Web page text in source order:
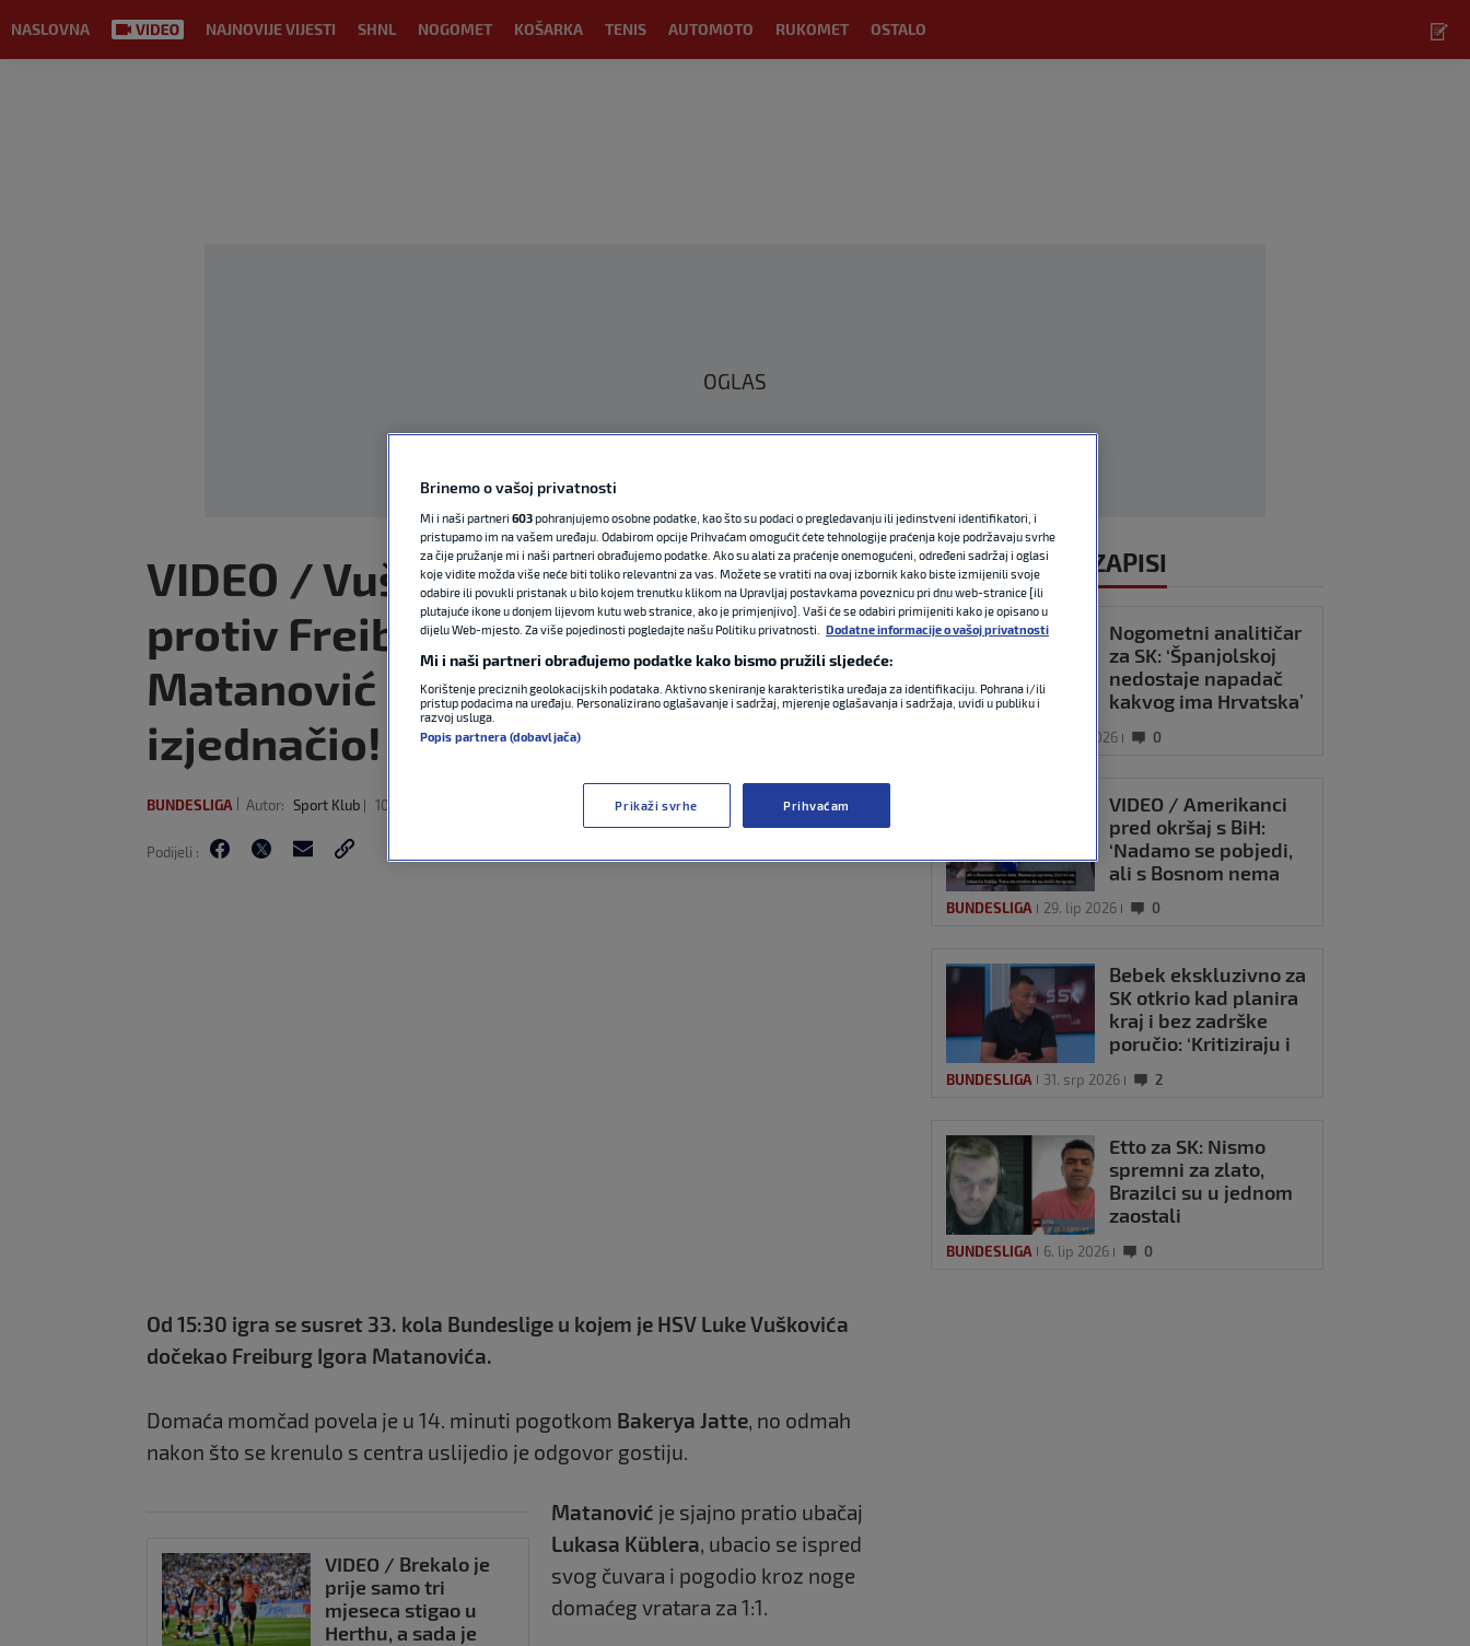
NASLOVNA NAJNOVIJE VIJESTI SHNL NOGOMET KOŠARKA TENIS AUTOMOTO RUKOMET OSTALO
OGLAS
VIDEO / Vuškovićev HSV poveo
protiv Freiburga, a onda je
Matanović odmah majstorski
izjednačio!
BUNDESLIGA Autor: Sport Klub 10. svi 2026
Podijeli :
Od 15:30 igra se susret 33. kola Bundeslige u kojem je HSV Luke Vuškovića
dočekao Freiburg Igora Matanovića.
Domaća momčad povela je u 14. minuti pogotkom Bakerya Jatte, no odmah
nakon što se krenulo s centra uslijedio je odgovor gostiju.
VIDEO / Brekalo je
prije samo tri
mjeseca stigao u
Herthu, a sada je
Matanović je sjajno pratio ubačaj
Lukasa Küblera, ubacio se ispred
svog čuvara i pogodio kroz noge
domaćeg vratara za 1:1.
OSTALI VIDEOZAPISI
Nogometni analitičar
za SK: ‘Španjolskoj
nedostaje napadač
kakvog ima Hrvatska’
20. lip 2026 0
VIDEO / Amerikanci
pred okršaj s BiH:
‘Nadamo se pobjedi,
ali s Bosnom nema
BUNDESLIGA 29. lip 2026 0
Bebek ekskluzivno za
SK otkrio kad planira
kraj i bez zadrške
poručio: ‘Kritiziraju i
kako lopta skače!’
BUNDESLIGA 31. srp 2026 2
Etto za SK: Nismo
spremni za zlato,
Brazilci su u jednom
zaostali
BUNDESLIGA 6. lip 2026 0
Brinemo o vašoj privatnosti
Mi i naši partneri 603pohranjujemo osobne podatke, kao što su podaci o pregledavanju ili jedinstveni identifikatori, i
pristupamo im na vašem uređaju. Odabirom opcije Prihvaćam omogućit ćete tehnologije praćenja koje podržavaju svrhe
za čije pružanje mi i naši partneri obrađujemo podatke. Ako su alati za praćenje onemogućeni, određeni sadržaj i oglasi
koje vidite možda više neće biti toliko relevantni za vas. Možete se vratiti na ovaj izbornik kako biste izmijenili svoje
odabire ili povukli pristanak u bilo kojem trenutku klikom na Upravljaj postavkama poveznicu pri dnu web-stranice [ili
plutajuće ikone u donjem lijevom kutu web stranice, ako je primjenjivo]. Vaši će se odabiri primijeniti kako je opisano u
dijelu Web-mjesto. Za više pojedinosti pogledajte našu Politiku privatnosti.
Dodatne informacije o vašoj privatnosti
Mi i naši partneri obrađujemo podatke kako bismo pružili sljedeće:
Korištenje preciznih geolokacijskih podataka. Aktivno skeniranje karakteristika uređaja za identifikaciju. Pohrana i/ili
pristup podacima na uređaju. Personalizirano oglašavanje i sadržaj, mjerenje oglašavanja i sadržaja, uvidi u publiku i
razvoj usluga.
Popis partnera (dobavljača)
Prikaži svrhe Prihvaćam